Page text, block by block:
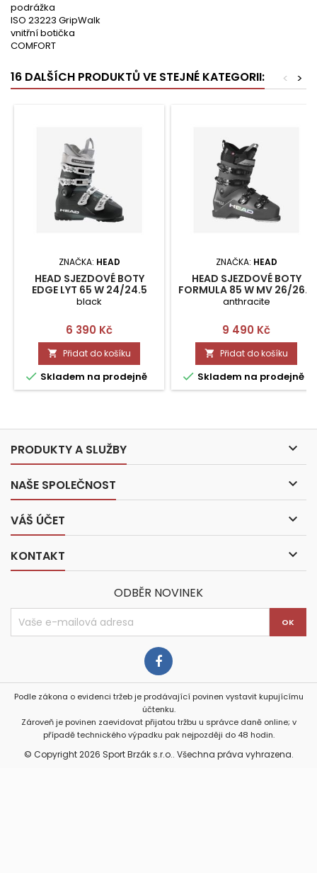
podrážka
ISO 23223 GripWalk
vnitřní botička
COMFORT
16 DALŠÍCH PRODUKTŮ VE STEJNÉ KATEGORII: >
<
ZNAČKA: HEAD
HEAD SJEZDOVÉ BOTY
EDGE LYT 65 W 24/24.5
black
Cena
6 390 Kč
 Přidat do košíku
 Skladem na prodejně
ZNAČKA: HEAD
HEAD SJEZDOVÉ BOTY
FORMULA 85 W MV 26/26.5
anthracite
Cena
9 490 Kč
 Přidat do košíku
 Skladem na prodejně
PRODUKTY A SLUŽBY 
NAŠE SPOLEČNOST 
VÁŠ ÚČET 
KONTAKT 
ODBĚR NOVINEK
Podle zákona o evidenci tržeb je prodávající povinen vystavit kupujícímu
účtenku.
Zároveň je povinen zaevidovat přijatou tržbu u správce daně online; v
případě technického výpadku pak nejpozději do 48 hodin.
© Copyright 2026 Sport Brzák s.r.o.. Všechna práva vyhrazena.